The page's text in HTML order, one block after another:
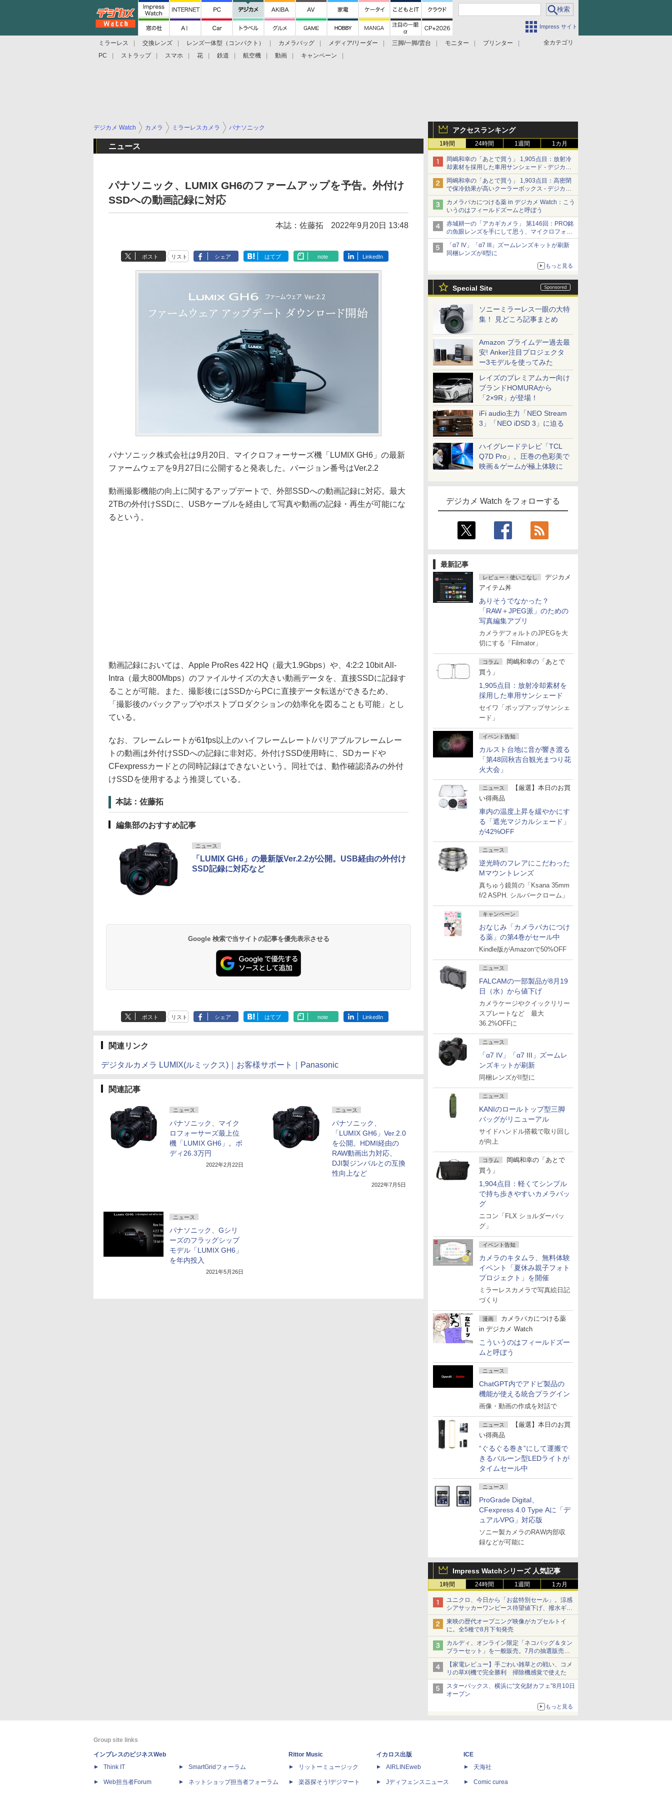
Impress サイト
全カテゴリ
ミラーレス 交換レンズ レンズ一体型（コンパクト） カメラバッグ メディア/リーダー 三脚/一脚/雲台 モニター
プリンター
PC
ストラップ スマホ 花 鉄道 航空機 動画 キャンペーン
アクセスランキング
1時間 24時間 1週間 1カ月
岡嶋和幸の「あとで買う」 1,905点目：放射冷
却素材を採用した車用サンシェード - デジカメ
Watch
岡嶋和幸の「あとで買う」 1,903点目：高密閉
で保冷効果が高いクーラーボックス - デジカメ
Watch
カメラバカにつける薬 in デジカメ Watch：こう
いうのはフィールドズームと呼ぼう
赤城耕一の「アカギカメラ」 第146回：PRO銘
の魚眼レンズを手にして思う、マイクロフォー
サーズへの期待と可能性
「α7 IV」「α7 III」ズームレンズキットが刷新
同梱レンズがII型に
もっと見る
Special Site
ソニーミラーレス一眼の大特
集！ 見どころ記事まとめ
Amazon プライムデー過去最
安! Anker注目プロジェクタ
ー3モデルを使ってみた
レイズのプレミアムカー向け
ブランドHOMURAから
「2×9R」が登場！
iFi audio主力「NEO Stream
3」「NEO iDSD 3」に迫る
ハイグレードテレビ「TCL
Q7D Pro」。圧巻の色彩美で
映画＆ゲームが極上体験に
デジカメ Watch をフォローする
最新記事
レビュー・使いこなし
デジカメ
アイテム丼
ありそうでなかった？
「RAW＋JPEG派」のための
写真編集アプリ
カメラデフォルトのJPEGを大
切にする「Filmator」
コラム
岡嶋和幸の「あとで
買う」
1,905点目：放射冷却素材を
採用した車用サンシェード
セイワ「ポップアップサンシェ
ード」
イベント告知
カルスト台地に音が響き渡る
「第48回秋吉台観光まつり花
火大会」
ニュース
【厳選】本日のお買
い得商品
車内の温度上昇を緩やかにす
る「遮光マジカルシェード」
が42%OFF
ニュース
逆光時のフレアにこだわった
Mマウントレンズ
真ちゅう鏡筒の「Ksana 35mm
f/2 ASPH. シルバークローム」
キャンペーン
おなじみ「カメラバカにつけ
る薬」の第4巻がセール中
Kindle版がAmazonで50%OFF
ニュース
FALCAMの一部製品が8月19
日（水）から値下げ
カメラケージやクイックリリー
スプレートなど 最大
36.2%OFFに
ニュース
「α7 IV」「α7 III」ズームレ
ンズキットが刷新
同梱レンズがII型に
ニュース
KANIのロールトップ型三脚
バッグがリニューアル
サイドハンドル搭載で取り回し
が向上
コラム
岡嶋和幸の「あとで
買う」
1,904点目：軽くてシンプル
で持ち歩きやすいカメラバッ
グ
ニコン「FLX ショルダーバッ
グ」
イベント告知
カメラのキタムラ、無料体験
イベント「夏休み親子フォト
プロジェクト」を開催
ミラーレスカメラで写真絵日記
づくり
漫画
カメラバカにつける薬
in デジカメ Watch
こういうのはフィールドズー
ムと呼ぼう
ニュース
ChatGPT内でアドビ製品の
機能が使える統合プラグイン
画像・動画の作成を対話で
ニュース
【厳選】本日のお買
い得商品
“ぐるぐる巻き”にして運搬で
きるバルーン型LEDライトが
タイムセール中
ニュース
ProGrade Digital、
CFexpress 4.0 Type Aに「デ
ュアルVPG」対応版
ソニー製カメラのRAW内部収
録などが可能に
Impress Watchシリーズ 人気記事
1時間 24時間 1週間 1カ月
ユニクロ、今日から「お盆特別セール」。涼感
シアサッカーワンピース待望値下げ、撥水ギア
ショーツは1990円に
東映の歴代オープニング映像がカプセルトイ
に。全5種で8月下旬発売
カルディ、オンライン限定「ネコバッグ＆タン
ブラーセット」を一般販売。7月の抽選販売の
当選無効分
【家電レビュー】手ごわい雑草との戦い、コメ
リの草刈機で完全勝利 掃除機感覚で使えた
スターバックス、横浜に“文化財カフェ”8月10日
オープン
もっと見る
デジカメ Watch カメラ ミラーレスカメラ パナソニック
ニュース
パナソニック、LUMIX GH6のファームアップを予告。外付け
SSDへの動画記録に対応
本誌：佐藤拓 2022年9月20日 13:48
ポスト リスト シェア はてブ note LinkedIn
パナソニック株式会社は9月20日、マイクロフォーサーズ機「LUMIX GH6」の最新
ファームウェアを9月27日に公開すると発表した。バージョン番号はVer.2.2
動画撮影機能の向上に関するアップデートで、外部SSDへの動画記録に対応。最大
2TBの外付けSSDに、USBケーブルを経由して写真や動画の記録・再生が可能にな
るという。
動画記録においては、Apple ProRes 422 HQ（最大1.9Gbps）や、4:2:2 10bit All-
Intra（最大800Mbps）のファイルサイズの大きい動画データを、直接SSDに記録す
ることが可能。また、撮影後にはSSDからPCに直接データ転送ができるため、
「撮影後のバックアップやポストプロダクションの効率化を図ることも可能」とし
ている。
なお、フレームレートが61fps以上のハイフレームレート/バリアブルフレームレー
トの動画は外付けSSDへの記録に非対応。外付けSSD使用時に、SDカードや
CFexpressカードとの同時記録はできないという。同社では、動作確認済みの外付
けSSDを使用するよう推奨している。
本誌：佐藤拓
編集部のおすすめ記事
ニュース
「LUMIX GH6」の最新版Ver.2.2が公開。USB経由の外付け
SSD記録に対応など
Google 検索で当サイトの記事を優先表示させる
ポスト リスト シェア はてブ note LinkedIn
関連リンク
デジタルカメラ LUMIX(ルミックス)｜お客様サポート｜Panasonic
関連記事
ニュース
パナソニック、マイク
ロフォーサーズ最上位
機「LUMIX GH6」。ボ
ディ26.3万円
2022年2月22日
ニュース
パナソニック、
「LUMIX GH6」Ver.2.0
を公開。HDMI経由の
RAW動画出力対応、
DJI製ジンバルとの互換
性向上など
2022年7月5日
ニュース
パナソニック、Gシリ
ーズのフラッグシップ
モデル「LUMIX GH6」
を年内投入
2021年5月26日
Group site links
インプレスのビジネスWeb
Think IT
Web担当者Forum
SmartGridフォーラム
ネットショップ担当者フォーラム
Rittor Music
リットーミュージック
楽器探そう!デジマート
イカロス出版
AIRLINEweb
Jディフェンスニュース
ICE
天海社
Comic curea